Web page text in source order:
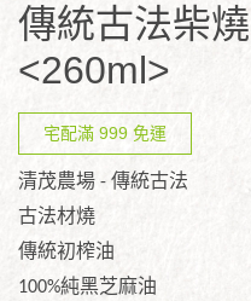
傳統古法柴
<260ml>
宅配滿 999 免運
清茂農場 - 傳統古法
古法材燒
傳統初榨油
100%純黑芝麻油